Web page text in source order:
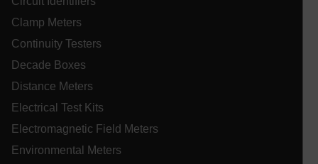
Clamp Meters
Continuity Testers
Decade Boxes
Distance Meters
Electrical Test Kits
Electromagnetic Field Meters
Environmental Meters
x-ms-cpim-cache|[-
__epiXSRF